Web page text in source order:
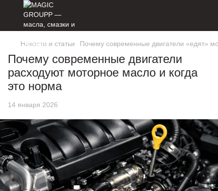
Новости и статьи Почему современные двигатели «едят»
Почему современные двигатели
расходуют моторное масло и когда
это норма
14 января 2026